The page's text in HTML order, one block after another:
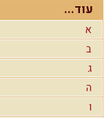
עוד...
א
ב
ג
ה
ו